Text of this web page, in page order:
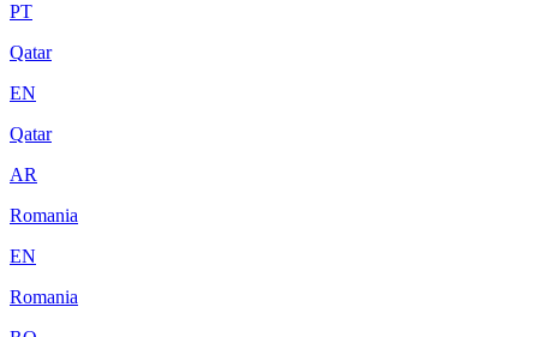
PT
Qatar
EN
Qatar
AR
Romania
EN
Romania